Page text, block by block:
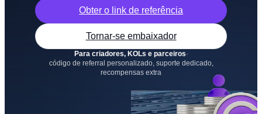
Obter o link de referência
Tornar-se embaixador
Para criadores, KOLs e parceiros·
código de referral personalizado, suporte dedicado,
recompensas extra